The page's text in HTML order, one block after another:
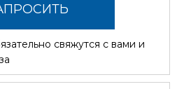
свяжутся с вами и